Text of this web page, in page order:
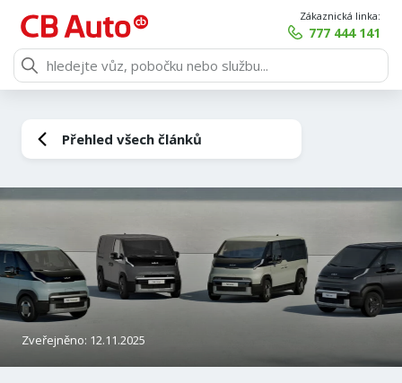
Zákaznická linka:
777 444 141
Přehled všech článků
Zveřejněno: 12.11.2025